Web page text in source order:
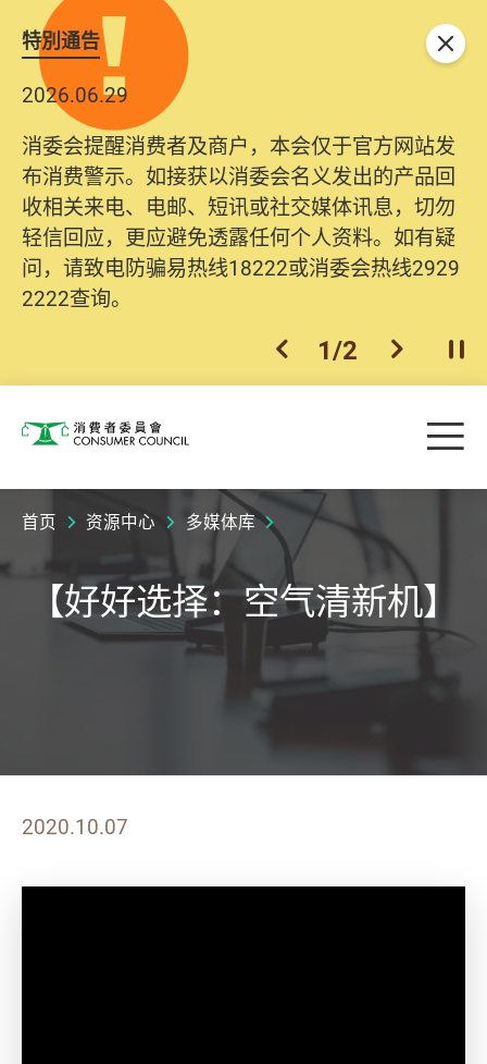
特別通告
2026.06.29
消委会提醒消费者及商户，本会仅于官方网站发
布消费警示。如接获以消委会名义发出的产品回
收相关来电、电邮、短讯或社交媒体讯息，切勿
轻信回应，更应避免透露任何个人资料。如有疑
问，请致电防骗易热线18222或消委会热线2929
2222查询。
上一个
1/2 下一个开
关闭
消费者委员会 目
首页 资源中心 多媒体库
【好好选择：空气清新机】
2020.10.07